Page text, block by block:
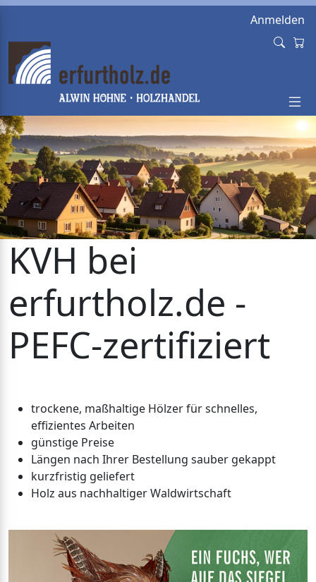
Anmelden
KVH bei
erfurtholz.de -
PEFC-zertifiziert
trockene, maßhaltige Hölzer für schnelles,
effizientes Arbeiten
günstige Preise
Längen nach Ihrer Bestellung sauber gekappt
kurzfristig geliefert
Holz aus nachhaltiger Waldwirtschaft